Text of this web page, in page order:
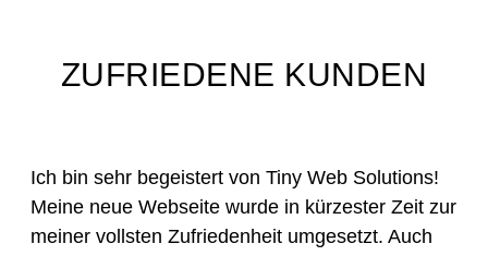
ZUFRIEDENE KUNDEN
Ich bin sehr begeistert von Tiny Web Solutions!
Meine neue Webseite wurde in kürzester Zeit zur
meiner vollsten Zufriedenheit umgesetzt. Auch